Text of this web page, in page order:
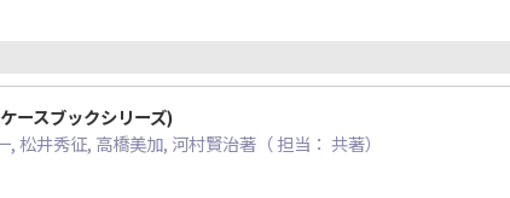
ースブックシリーズ)
松井秀征, 高橋美加, 河村賢治著（ 担当： 共著）